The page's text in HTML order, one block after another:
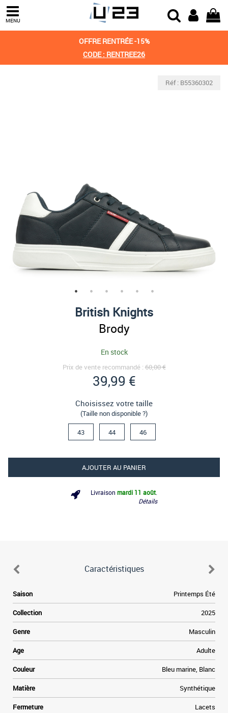
MENU
OFFRE RENTRÉE -15%
CODE : RENTREE26
Réf : B55360302
British Knights
Brody
En stock
Prix de vente recommandé :60,00 €
39,99 €
Choisissez votre taille
(Taille non disponible ?)
43 44 46
AJOUTER AU PANIER
Livraison mardi 11 août
Détails
Caractéristiques
Saison Printemps Été
Collection 2025
Genre Masculin
Age Adulte
Couleur Bleu marine, Blanc
Matière Synthétique
Fermeture Lacets